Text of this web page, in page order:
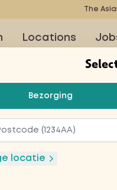
The
Locations
bomvol
Bezorging
locatie